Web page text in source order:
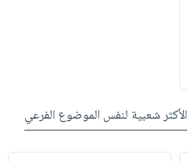
الأكثر شعبية لنفس الموضوع الفرعي